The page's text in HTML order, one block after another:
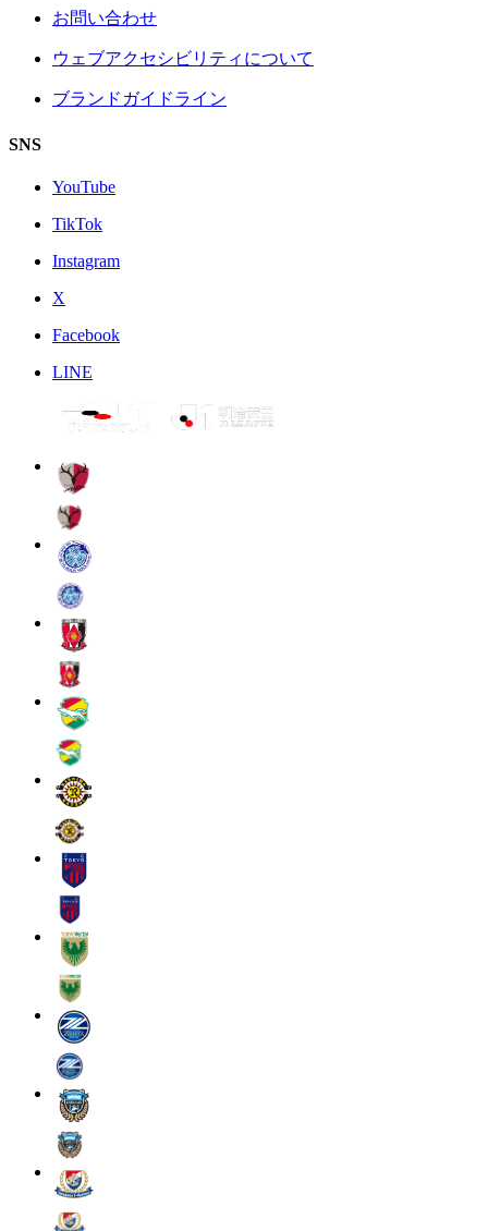
お問い合わせ
ウェブアクセシビリティについて
ブランドガイドライン
SNS
YouTube
TikTok
Instagram
X
Facebook
LINE